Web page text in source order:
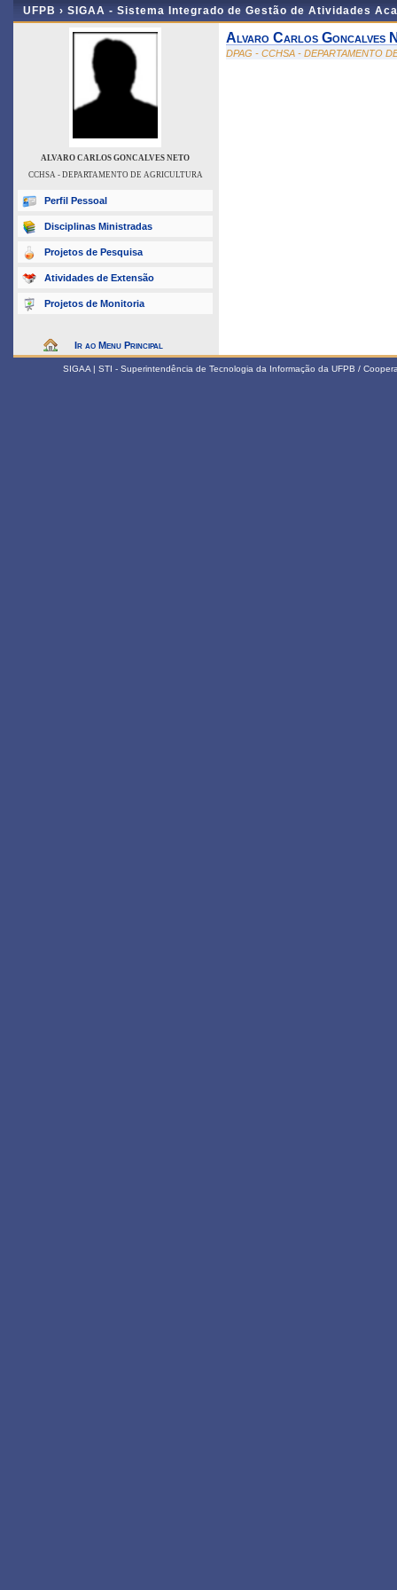
UFPB › SIGAA - Sistema Integrado de Gestão de Atividades
ALVARO CARLOS GONCALVES NETO
CCHSA - DEPARTAMENTO DE AGRICULTURA
Perfil Pessoal
Disciplinas Ministradas
Projetos de Pesquisa
Atividades de Extensão
Projetos de Monitoria
Ir ao Menu Principal
Alvaro Carlos Goncalves
DPAG - CCHSA - DEPARTAMENTO
SIGAA | STI - Superintendência de Tecnologia da Informação da UFPB /